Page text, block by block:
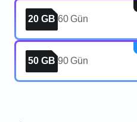
20 GB 60 Gün
50 GB 90 Gün